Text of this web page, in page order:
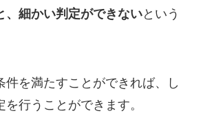
、細かい判定ができないという
件を満たすことができれば、し
行うことができます。